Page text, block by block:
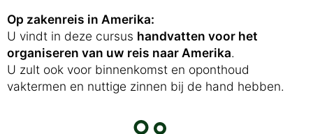
Op zakenreis in Amerika:
U vindt in deze cursus handvatten voor het
organiseren van uw reis naar Amerika.
U zult ook voor binnenkomst en oponthoud
vaktermen en nuttige zinnen bij de hand hebben.